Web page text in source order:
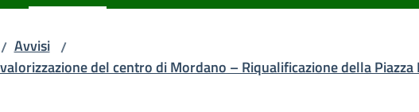
/ Avvisi /
del centro di Mordano – Riqualificazione della Piazza